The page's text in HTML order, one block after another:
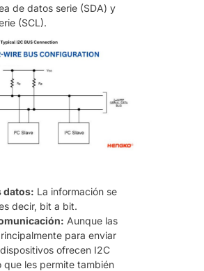
de datos serie (SDA) y
(SCL).
datos: La información se
decir, bit a bit.
Aunque las
para enviar
ofrecen I2C
que les permite también